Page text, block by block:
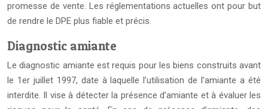
promesse de vente. Les réglementations actuelles ont pour but
de rendre le DPE plus fiable et précis.
Diagnostic amiante
Le diagnostic amiante est requis pour les biens construits avant
le 1er juillet 1997, date à laquelle l’utilisation de l’amiante a été
interdite. Il vise à détecter la présence d’amiante et à évaluer les